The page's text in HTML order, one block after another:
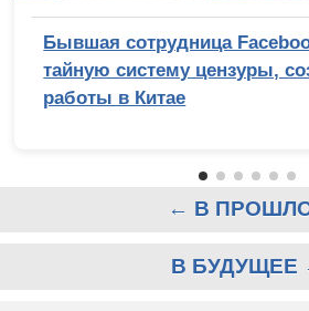
Бывшая сотрудница
тайную систему цензуры,
работы в Китае
← В
В БУДУЩЕЕ